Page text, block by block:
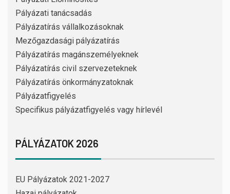
Pályázati tanácsadás
Pályázatírás vállalkozásoknak
Mezőgazdasági pályázatírás
Pályázatírás magánszemélyeknek
Pályázatírás civil szervezeteknek
Pályázatírás önkormányzatoknak
Pályázatfigyelés
Specifikus pályázatfigyelés vagy hírlevél
PÁLYÁZATOK 2026
EU Pályázatok 2021-2027